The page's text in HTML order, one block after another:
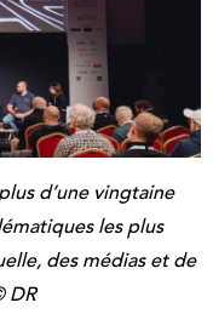
d’une vingtaine
les plus
des médias et de
DR